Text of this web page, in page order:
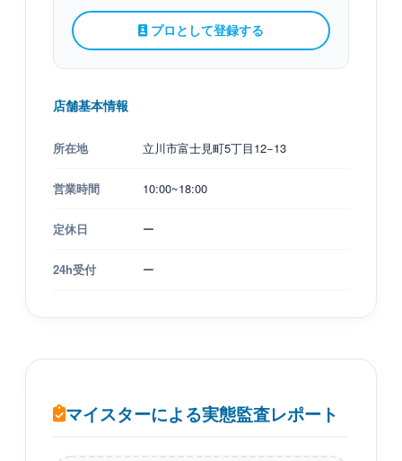
プロとして登録する
店舗基本情報
所在地 立川市富士見町5丁目12−13
営業時間 10:00~18:00
定休日 ー
24h受付 ー
マイスターによる実態監査レポート